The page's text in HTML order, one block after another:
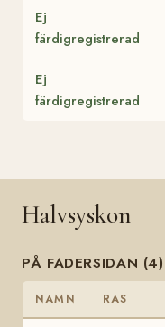
Ej
färdigregistrerad
Ej
färdigregistrerad
Halvsyskon
PÅ FADERSIDAN (4)
NAMN RAS